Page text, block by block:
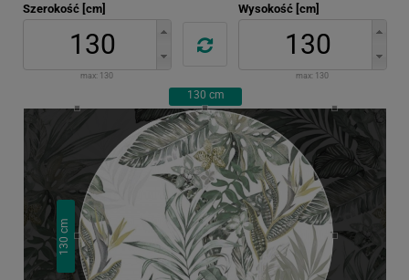
Szerokość [cm]
max: 130
Wysokość [cm]
max: 130
130 cm
130
cm